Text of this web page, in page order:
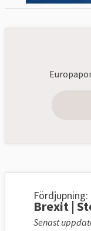
Fördjupning:
Brexit |
Senast